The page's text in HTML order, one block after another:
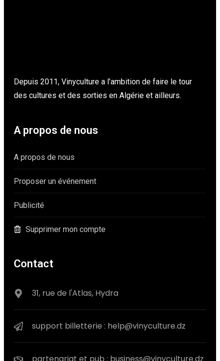
Depuis 2011, Vinyculture a l’ambition de faire le tour
des cultures et des sorties en Algérie et ailleurs.
A propos de nous
A propos de nous
Proposer un événement
Publicité
Supprimer mon compte
Contact
31, rue de l'Atlas, Hydra
support billetterie : help@vinyculture.dz